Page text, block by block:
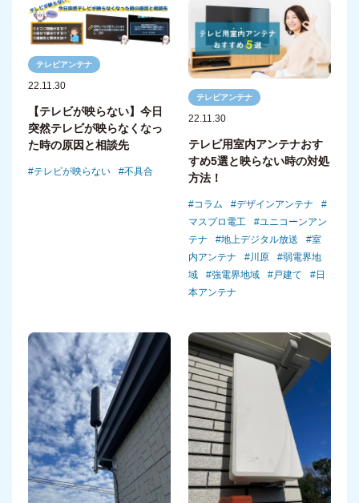
テレビアンテナ
22.11.30
【テレビが映らない】今日
突然テレビが映らなくなっ
た時の原因と相談先
テレビが映らない 不具合
テレビアンテナ
22.11.30
テレビ用室内アンテナおす
すめ5選と映らない時の対処
方法！
コラム
デザインアンテナ
マスプロ電工
ユニコーンアン
テナ
地上デジタル放送
室
内アンテナ
川原
弱電界地
域
強電界地域 戸建て
日
本アンテナ